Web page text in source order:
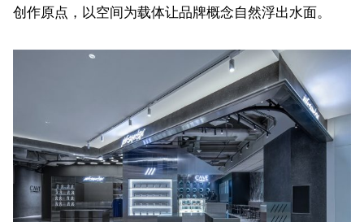
创作原点，以空间为载体让品牌概念自然浮出水面。